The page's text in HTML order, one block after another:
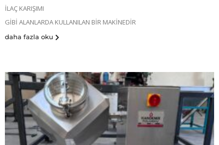
İLAÇ KARIŞIMI
GİBİ ALANLARDA KULLANILAN BİR MAKİNEDİR
daha fazla oku